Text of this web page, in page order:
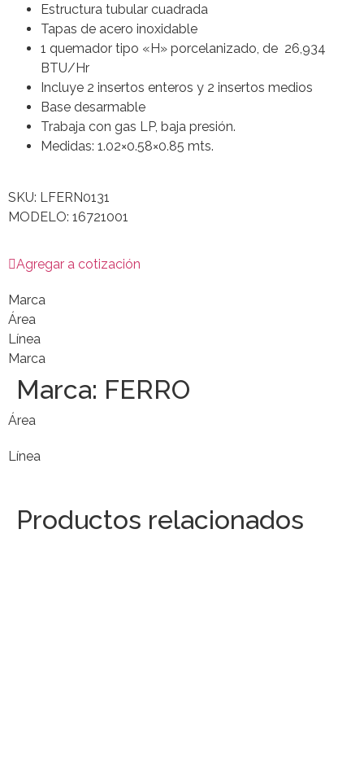
Estructura tubular cuadrada
Tapas de acero inoxidable
1 quemador tipo «H» porcelanizado, de 26,934
BTU/Hr
Incluye 2 insertos enteros y 2 insertos medios
Base desarmable
Trabaja con gas LP, baja presión.
Medidas: 1.02×0.58×0.85 mts.
SKU: LFERN0131
MODELO: 16721001
Agregar a cotización
Marca
Área
Línea
Marca
Marca: FERRO
Área
Línea
Productos relacionados